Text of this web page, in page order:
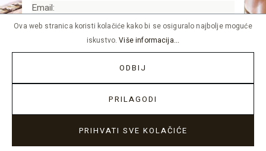
Email:
Datum rođenja (samo ako želite iznenađenje):
Ova web stranica koristi kolačiće kako bi se osiguralo najbolje moguće
iskustvo.Više informacija...
ODBIJ
PRILAGODI
PRIHVATI SVE KOLAČIĆE